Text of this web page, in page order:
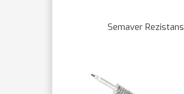
Semaver Rezistans